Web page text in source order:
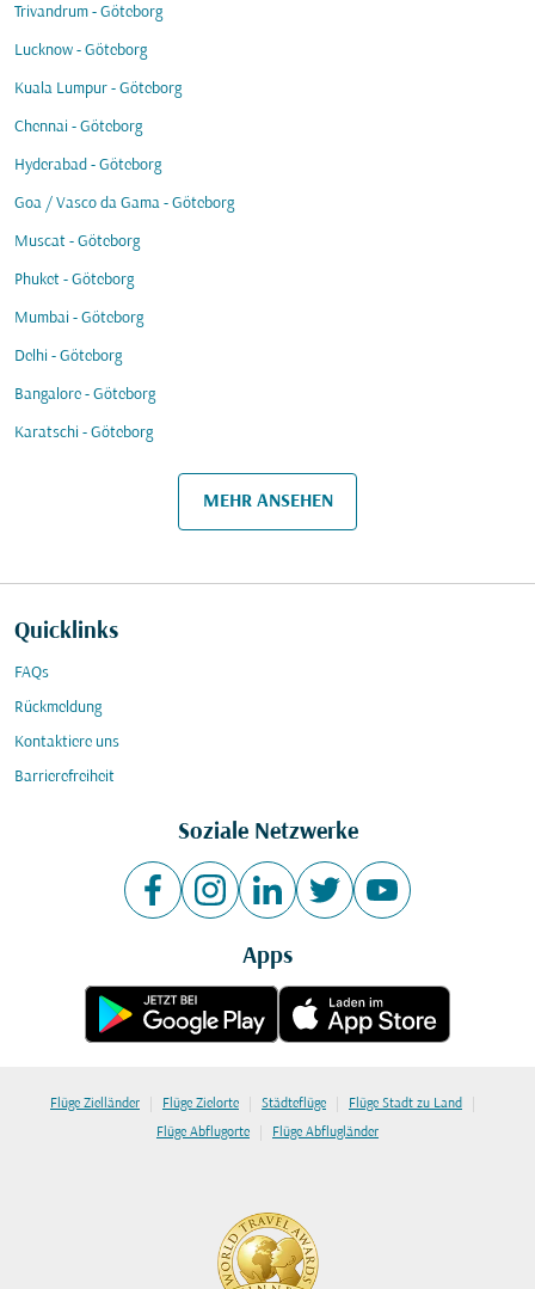
Trivandrum - Göteborg
Lucknow - Göteborg
Kuala Lumpur - Göteborg
Chennai - Göteborg
Hyderabad - Göteborg
Goa / Vasco da Gama - Göteborg
Muscat - Göteborg
Phuket - Göteborg
Mumbai - Göteborg
Delhi - Göteborg
Bangalore - Göteborg
Karatschi - Göteborg
MEHR ANSEHEN
Quicklinks
FAQs
Rückmeldung
Kontaktiere uns
Barrierefreiheit
Soziale Netzwerke
Apps
Flüge Zielländer | Flüge Zielorte | Städteflüge | Flüge Stadt zu Land |
Flüge Abflugorte | Flüge Abflugländer